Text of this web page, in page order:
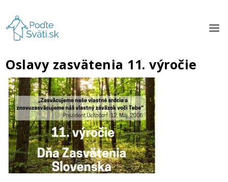
Oslavy zasvätenia 11. výročie